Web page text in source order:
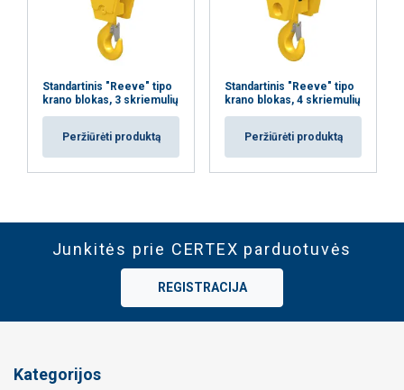
Standartinis "Reeve" tipo
krano blokas, 3 skriemulių
Peržiūrėti produktą
Standartinis "Reeve" tipo
krano blokas, 4 skriemulių
Peržiūrėti produktą
Junkitės prie CERTEX parduotuvės
REGISTRACIJA
Kategorijos